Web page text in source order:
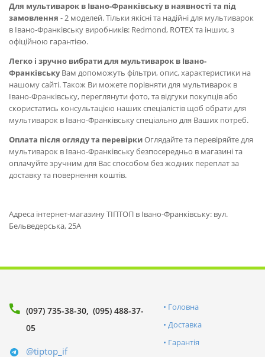
Для мультиварок в Івано-Франківську в наявності та під
замовлення - 2 моделей. Тільки якісні та надійні для мультиварок
в Івано-Франківську виробників: Redmond, ROTEX та інших, з
офіційною гарантією.
Легко і зручно вибрати для мультиварок в Івано-
ФранківськуВам допоможуть фільтри, опис, характеристики на
нашому сайті. Також Ви можете порівняти для мультиварок в
Івано-Франківську, переглянути фото, та відгуки покупців або
скористатись консультацією наших спеціалістів щоб обрати для
мультиварок в Івано-Франківську спеціально для Ваших потреб.
Оплата після огляду та перевіркиОглядайте та перевіряйте для
мультиварок в Івано-Франківську безпосередньо в магазині та
оплачуйте зручним для Вас способом без жодних переплат за
доставку та повернення коштів.
Адреса інтернет-магазину ТІПТОП в Івано-Франківську: вул.
Бельведерська, 25А
(097) 735-38-30 (095) 488-37-
05
@tiptop_if
Головна
Доставка
Гарантія